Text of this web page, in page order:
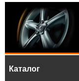
Каталог